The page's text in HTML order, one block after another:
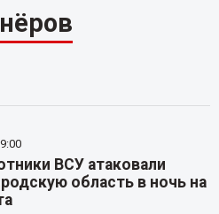
ВСУ атаковали
область в ночь на